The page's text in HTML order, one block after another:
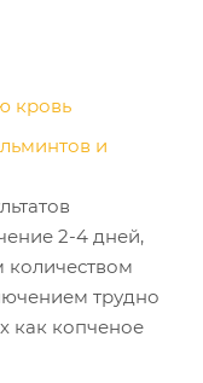
кровь
и
2-4 дней,
количеством
трудно
как копченое